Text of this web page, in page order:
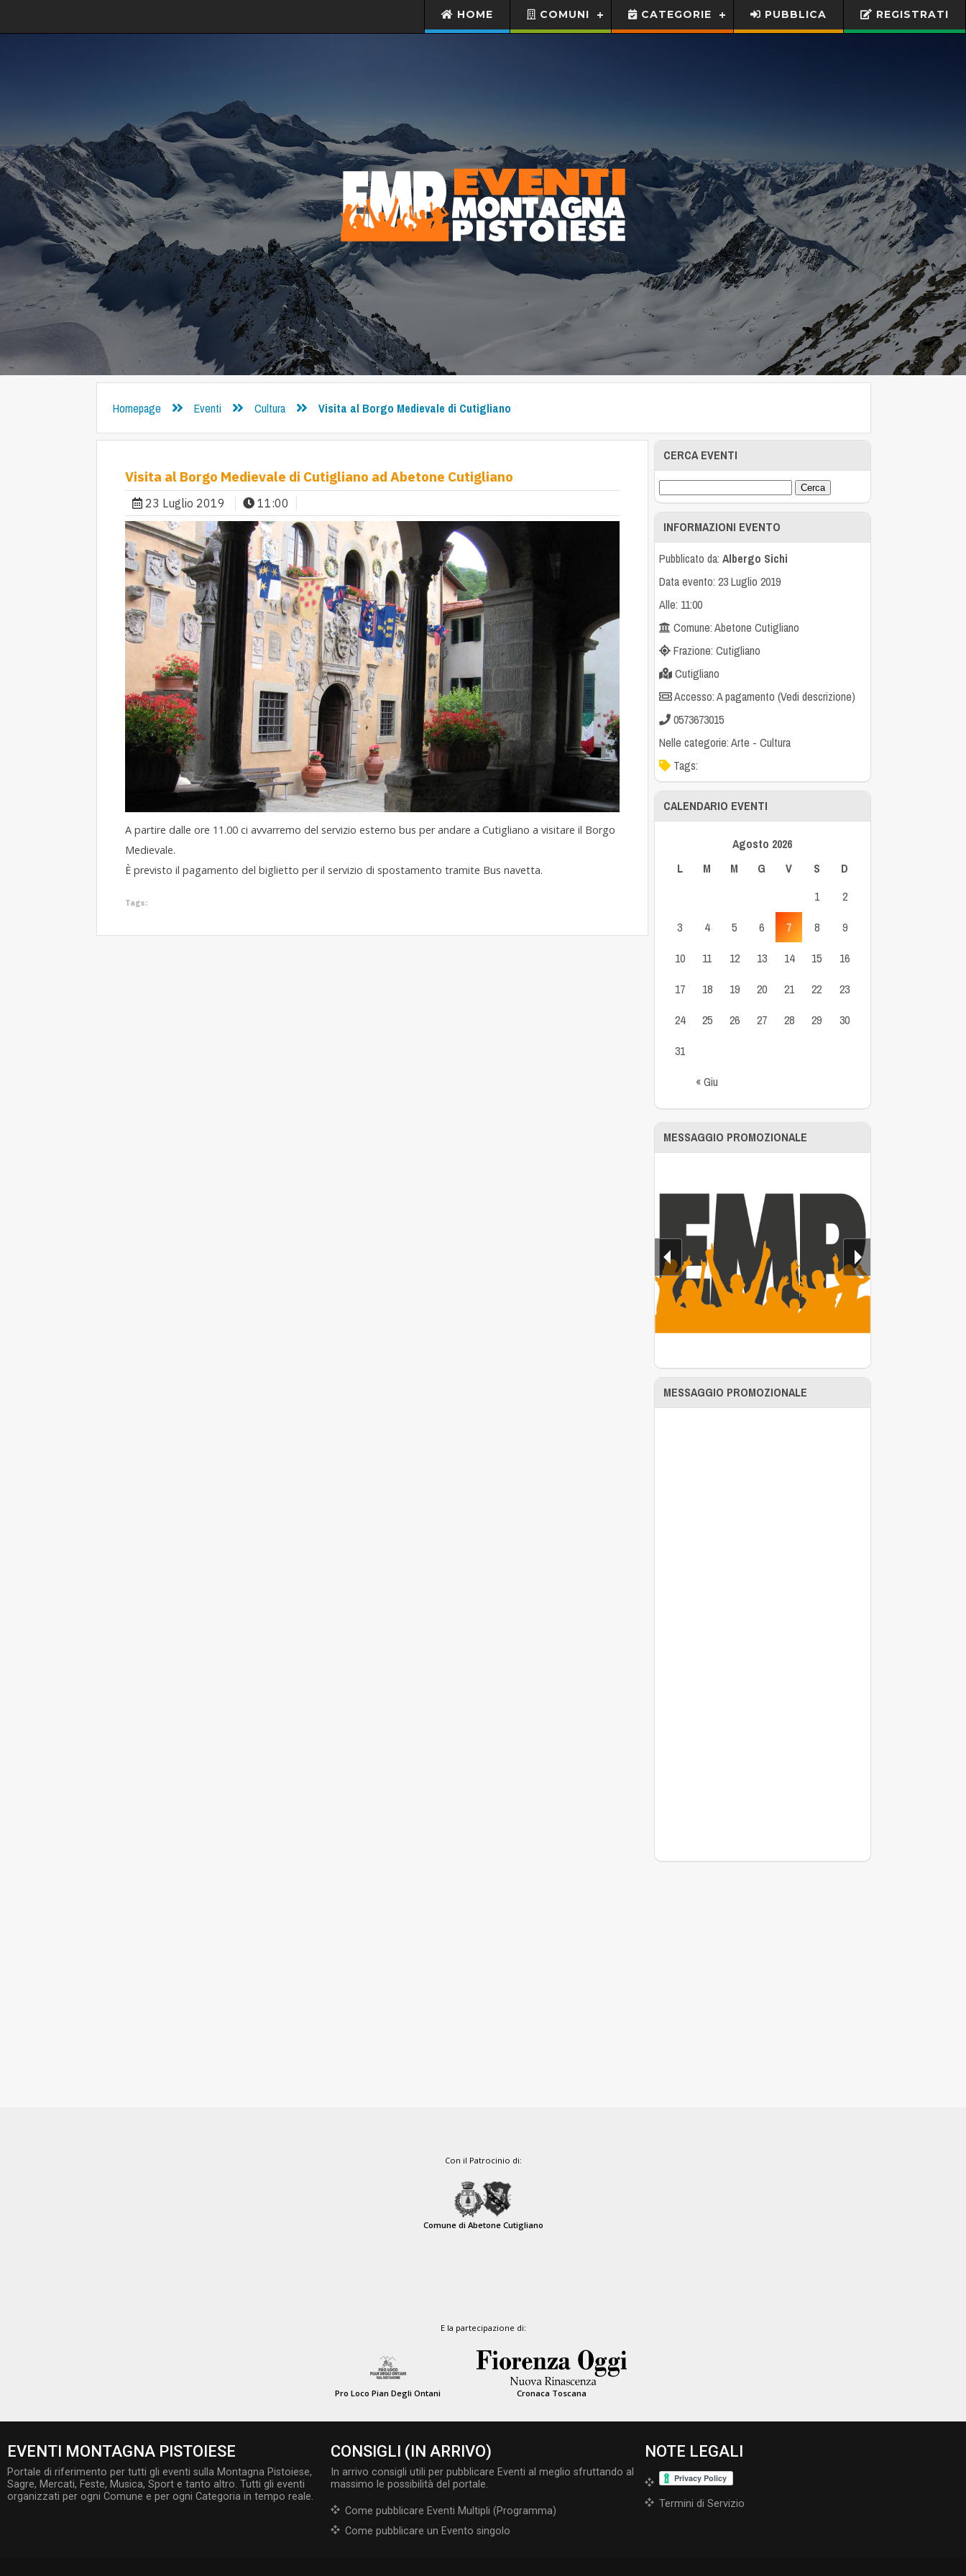
HOME COMUNI CATEGORIE PUBBLICA REGISTRATI
Homepage Eventi Cultura Visita al Borgo Medievale di Cutigliano
Visita al Borgo Medievale di Cutigliano ad Abetone Cutigliano
23 Luglio 2019 11:00
A partire dalle ore 11.00 ci avvarremo del servizio esterno bus per andare a Cutigliano a visitare il Borgo
Medievale.
È previsto il pagamento del biglietto per il servizio di spostamento tramite Bus navetta.
Tags:
CERCA EVENTI
INFORMAZIONI EVENTO
Pubblicato da:Albergo Sichi
Data evento: 23 Luglio 2019
Alle: 11:00
Comune: Abetone Cutigliano
Frazione: Cutigliano
Cutigliano
Accesso: A pagamento (Vedi descrizione)
0573673015
Nelle categorie:Arte -Cultura
Tags:
CALENDARIO EVENTI
Agosto 2026
L
M M G V S D
« Giu
1
2
3
4 5 6 7 8
9
10
11 12 13 14 15
16
17
18 19 20 21 22
23
24
25 26 27 28 29
30
31
MESSAGGIO PROMOZIONALE
MESSAGGIO PROMOZIONALE
Con il Patrocinio di:
Comune di Abetone Cutigliano
E la partecipazione di:
Pro Loco Pian Degli Ontani Cronaca Toscana
EVENTI MONTAGNA PISTOIESE
Portale di riferimento per tutti gli eventi sulla Montagna Pistoiese,
Sagre, Mercati, Feste, Musica, Sport e tanto altro. Tutti gli eventi
organizzati per ogni Comune e per ogni Categoria in tempo reale.
CONSIGLI (IN ARRIVO)
In arrivo consigli utili per pubblicare Eventi al meglio sfruttando al
massimo le possibilità del portale.
Come pubblicare Eventi Multipli (Programma)
Come pubblicare un Evento singolo
NOTE LEGALI
Termini di Servizio